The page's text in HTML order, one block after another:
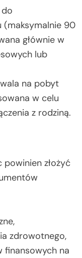
90
głównie w
lub
na pobyt
w celu
z rodziną.
złożyć
zdrowotnego,
finansowych na